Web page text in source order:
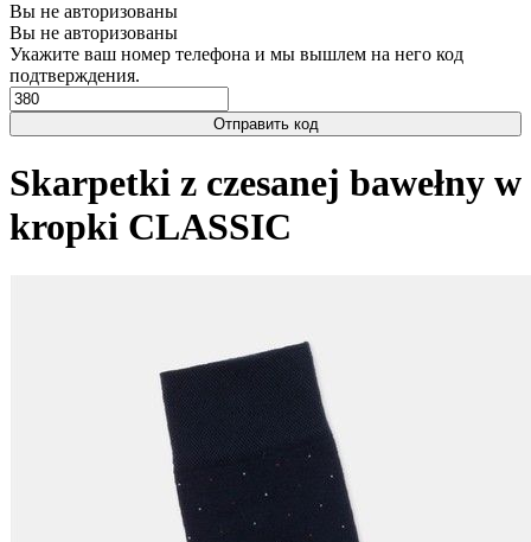
Вы не авторизованы
Вы не авторизованы
Укажите ваш номер телефона и мы вышлем на него код
подтверждения.
Отправить код
Skarpetki z czesanej bawełny w
kropki CLASSIC